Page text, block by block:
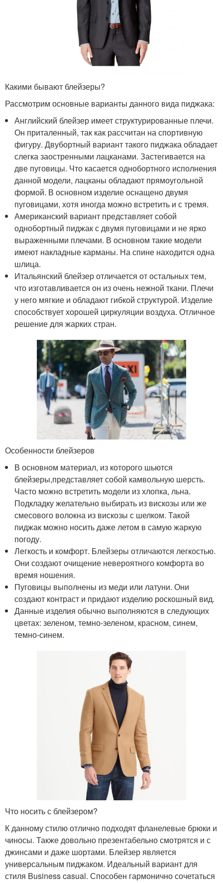
Какими бывают блейзеры?
Рассмотрим основные варианты данного вида пиджака:
Английский блейзер имеет структурированные плечи.
Он приталенный, так как рассчитан на спортивную
фигуру. Двубортный вариант такого пиджака обладает
слегка заостренными лацканами. Застегивается на
две пуговицы. Что касается однобортного исполнения
данной модели, лацканы обладают прямоугольной
формой. В основном изделие оснащено двумя
пуговицами, хотя иногда можно встретить и с тремя.
Американский вариант представляет собой
однобортный пиджак с двумя пуговицами и не ярко
выраженными плечами. В основном такие модели
имеют накладные карманы. На спине находится одна
шлица.
Итальянский блейзер отличается от остальных тем,
что изготавливается он из очень нежной ткани. Плечи
у него мягкие и обладают гибкой структурой. Изделие
способствует хорошей циркуляции воздуха. Отличное
решение для жарких стран.
Особенности блейзеров
В основном материал, из которого шьются
блейзеры,представляет собой камвольную шерсть.
Часто можно встретить модели из хлопка, льна.
Подкладку желательно выбирать из вискозы или же
смесового волокна из вискозы с шелком. Такой
пиджак можно носить даже летом в самую жаркую
погоду.
Легкость и комфорт. Блейзеры отличаются легкостью.
Они создают очищение невероятного комфорта во
время ношения.
Пуговицы выполнены из меди или латуни. Они
создают контраст и придают изделию роскошный вид.
Данные изделия обычно выполняются в следующих
цветах: зеленом, темно-зеленом, красном, синем,
темно-синем.
Что носить с блейзером?
К данному стилю отлично подходят фланелевые брюки и
чиносы. Также довольно презентабельно смотрятся и с
джинсами и даже шортами. Блейзер является
универсальным пиджаком. Идеальный вариант для
стиля Business casual. Способен гармонично сочетаться